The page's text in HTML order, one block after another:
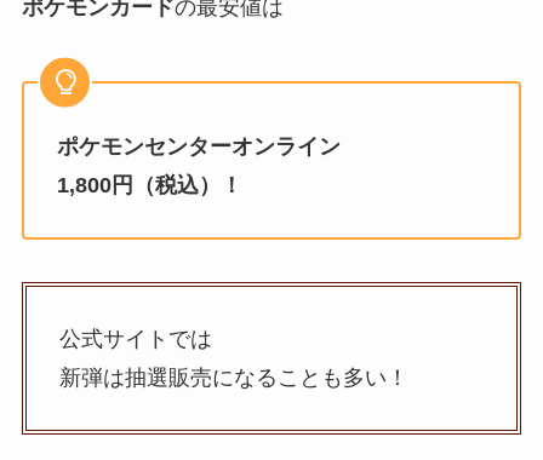
ポケモンカードの最安値は
ポケモンセンターオンライン
1,800円（税込）！
公式サイトでは
新弾は抽選販売になることも多い！